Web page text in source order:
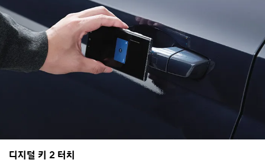
디지털 키 2 터치